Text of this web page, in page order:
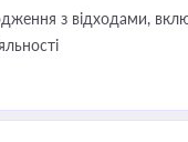
з відходами,